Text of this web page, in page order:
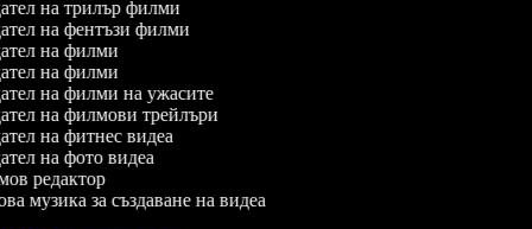
на трилър филми
на фентъзи филми
на филми
на филми
на филми на ужасите
на филмови трейлъри
на фитнес видеа
на фото видеа
редактор
музика за създаване на видеа